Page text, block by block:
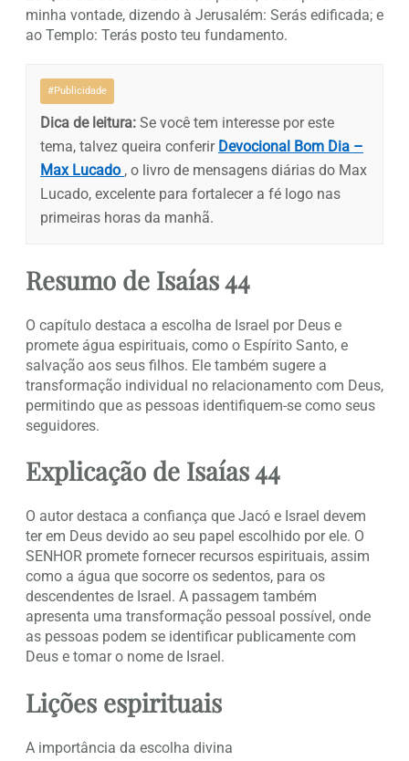
minha vontade, dizendo à Jerusalém: Serás edificada; e
ao Templo: Terás posto teu fundamento.
#Publicidade
Dica de leitura: Se você tem interesse por este
tema, talvez queira conferir Devocional Bom Dia –
Max Lucado , o livro de mensagens diárias do Max
Lucado, excelente para fortalecer a fé logo nas
primeiras horas da manhã.
Resumo de Isaías 44
O capítulo destaca a escolha de Israel por Deus e
promete água espirituais, como o Espírito Santo, e
salvação aos seus filhos. Ele também sugere a
transformação individual no relacionamento com Deus,
permitindo que as pessoas identifiquem-se como seus
seguidores.
Explicação de Isaías 44
O autor destaca a confiança que Jacó e Israel devem
ter em Deus devido ao seu papel escolhido por ele. O
SENHOR promete fornecer recursos espirituais, assim
como a água que socorre os sedentos, para os
descendentes de Israel. A passagem também
apresenta uma transformação pessoal possível, onde
as pessoas podem se identificar publicamente com
Deus e tomar o nome de Israel.
Lições espirituais
A importância da escolha divina